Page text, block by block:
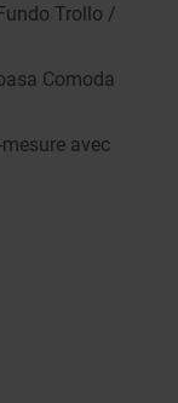
Trollo /
Comoda
avec